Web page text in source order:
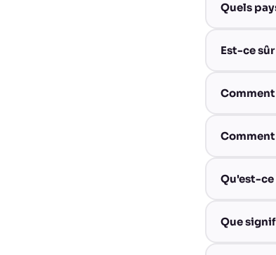
Quels
Est-ce
Comment
Comment
Qu'est-ce
Que